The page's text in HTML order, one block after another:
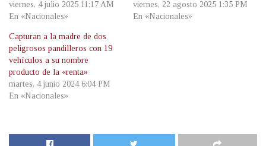
viernes, 4 julio 2025 11:17 AM
En «Nacionales»
viernes, 22 agosto 2025 1:35 PM
En «Nacionales»
Capturan a la madre de dos
peligrosos pandilleros con 19
vehículos a su nombre
producto de la «renta»
martes, 4 junio 2024 6:04 PM
En «Nacionales»